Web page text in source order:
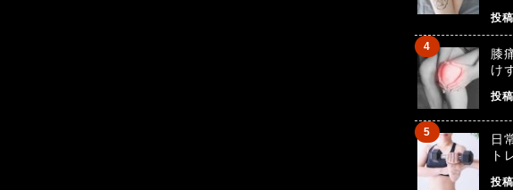
投
膝
け
投
日
ト
投